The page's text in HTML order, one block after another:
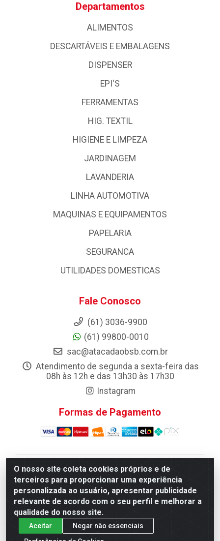
O nosso site coleta cookies próprios e de
terceiros para proporcionar uma experiência
personalizada ao usuário, apresentar publicidade
relevante de acordo com o seu perfil e melhorar a
qualidade do nosso site.
Aceitar
Negar não essenciais
Departamentos
ALIMENTOS
DESCARTÁVEIS E EMBALAGENS
DISPENSER
EPI'S
FERRAMENTAS
HIG. TEXTIL
HIGIENE E LIMPEZA
JARDINAGEM
LAVANDERIA
LINHA AUTOMOTIVA
MAQUINAS E EQUIPAMENTOS
PAPELARIA
SEGURANCA
UTILIDADES DOMESTICAS
Fale Conosco
(61) 3036-9900
(61) 99800-0010
sac@atacadaobsb.com.br
Atendimento de segunda a sexta-feira das
08h às 12h e das 13h30 às 17h30
Instagram
Formas de Pagamento
Atacadao da Limpeza F. Pereira Queiroz Comercio e
Distribuicao LTDA - Quadra Qi 10 Lotes 39 e, 41 - Setor
Industrial (Taguatinga), Brasília/DF - CEP 72.135-100 -
CNPJ 13.184.675/0001-80